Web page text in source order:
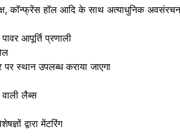
कॉन्फ्रेंस हॉल आदि के साथ अत्याधुनिक
आपूर्ति प्रणाली
स्थान उपलब्ध कराया जाएगा
लैब्स
द्वारा मेंटरिंग